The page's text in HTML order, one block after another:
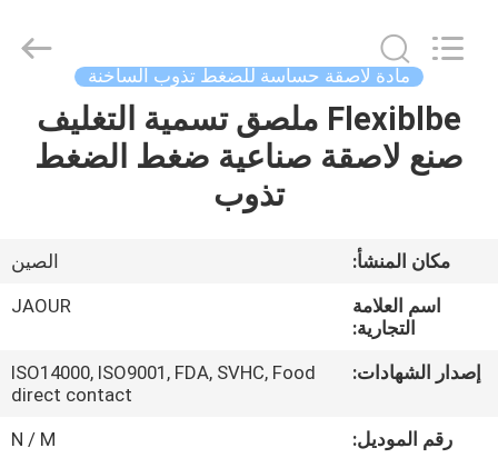
بيت
معلومات
جولة
Adhesive
Products
Reserved.
مادة لاصقة حساسة للضغط تذوب الساخنة
Flexiblbe ملصق تسمية التغليف
صنع لاصقة صناعية ضغط الضغط
تذوب
مكان المنشأ:
الصين
اسم العلامة
التجارية:
JAOUR
إصدار الشهادات:
ISO14000, ISO9001, FDA, SVHC, Food
direct contact
رقم الموديل:
N / M